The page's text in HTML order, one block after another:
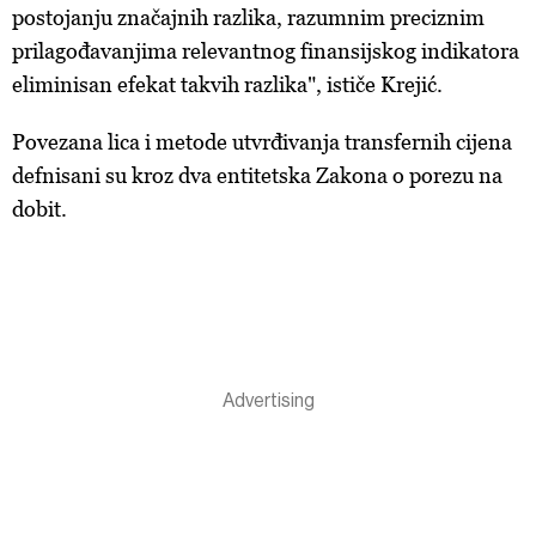
postojanju značajnih razlika, razumnim preciznim
prilagođavanjima relevantnog finansijskog indikatora
eliminisan efekat takvih razlika", ističe Krejić.
Povezana lica i metode utvrđivanja transfernih cijena
defnisani su kroz dva entitetska Zakona o porezu na
dobit.